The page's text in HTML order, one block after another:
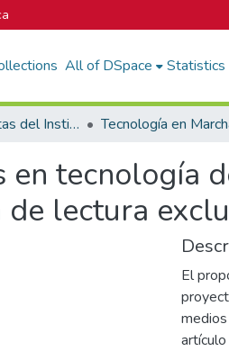
All of DSpace Statistics
Portal de Revistas del Instituto Tecnológico de Costa Rica Tecnología en
en tecnología
lectura
El